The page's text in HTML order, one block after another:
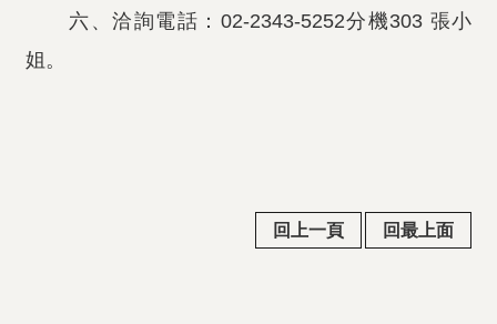
六、洽詢電話：02-2343-5252分機303 張小
姐。
回上一頁 回最上面